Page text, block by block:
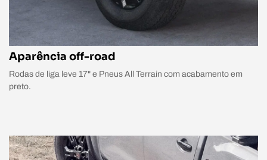
Aparência off-road
Rodas de liga leve 17" e Pneus All Terrain com acabamento em
preto.